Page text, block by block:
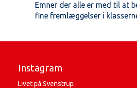
Emner der alle er med til at
fine fremlæggelser i
Instagram
Livet på Svenstrup